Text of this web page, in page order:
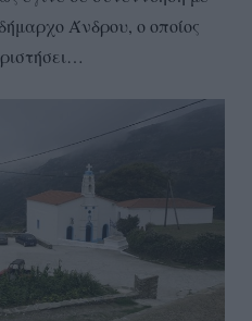
Άνδρου, ο οποίος